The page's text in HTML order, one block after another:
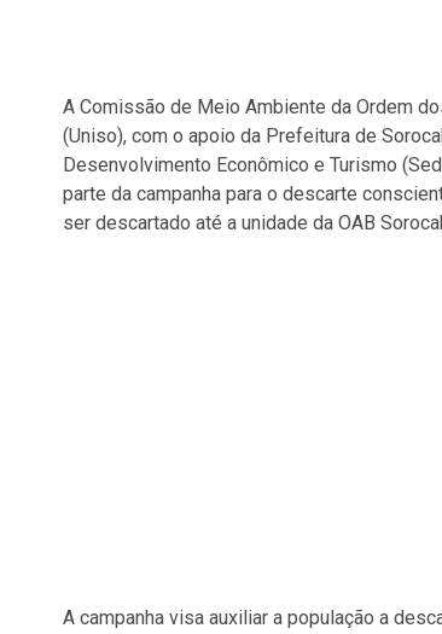
A Comissão de Meio Ambiente da Ordem
(Uniso), com o apoio da Prefeitura de
Desenvolvimento Econômico e Turismo
parte da campanha para o descarte
ser descartado até a unidade da OAB
A campanha visa auxiliar a população a